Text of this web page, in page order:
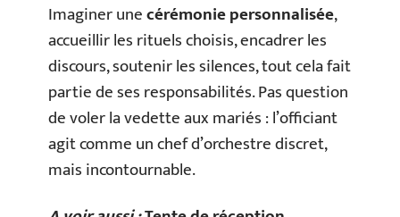
Imaginer unecérémonie personnalisée,
accueillir les rituels choisis, encadrer les
discours, soutenir les silences, tout cela fait
partie de ses responsabilités. Pas question
de voler la vedette aux mariés : l’officiant
agit comme un chef d’orchestre discret,
mais incontournable.